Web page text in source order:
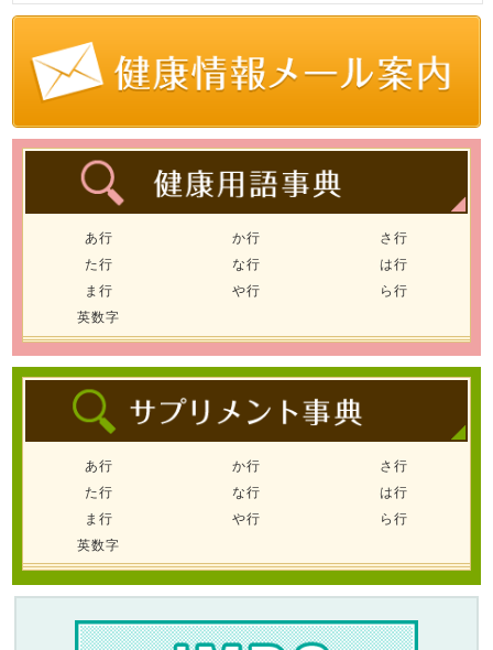
あ行 か行
さ行
た行
な行
は行
ま行
や行
ら行
英数字
あ行 か行
さ行
た行
な行
は行
ま行
や行
ら行
英数字